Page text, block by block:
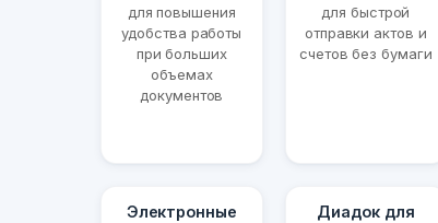
для повышения
удобства работы
при больших
объемах
документов
для быстрой
отправки актов и
счетов без бумаги
Электронные
Диадок для